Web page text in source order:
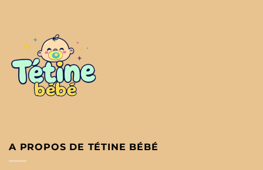
A PROPOS DE TÉTINE BÉBÉ